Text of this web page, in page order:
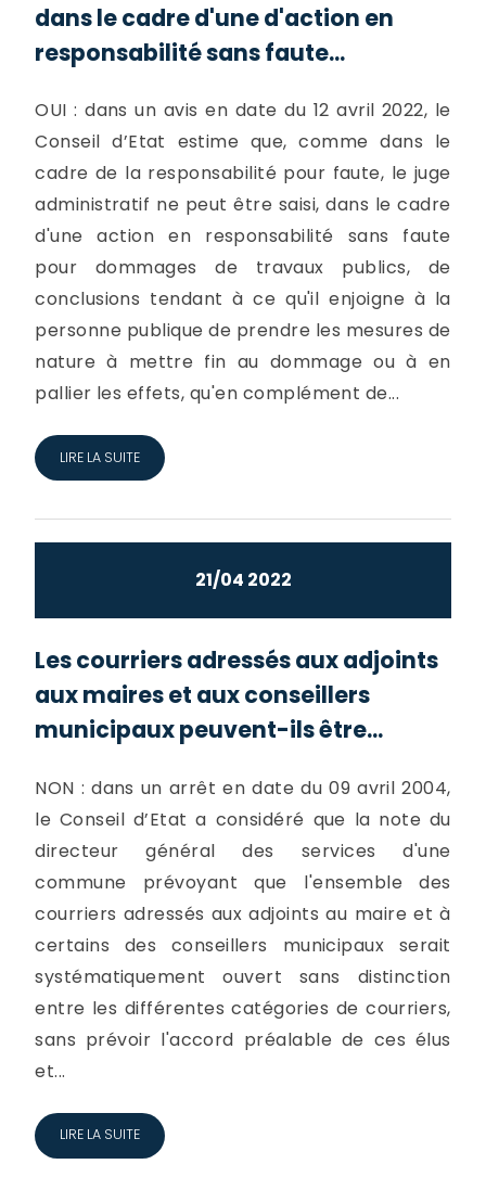
dans le cadre d'une d'action en
responsabilité sans faute...
OUI : dans un avis en date du 12 avril 2022, le
Conseil d’Etat estime que, comme dans le
cadre de la responsabilité pour faute, le juge
administratif ne peut être saisi, dans le cadre
d'une action en responsabilité sans faute
pour dommages de travaux publics, de
conclusions tendant à ce qu'il enjoigne à la
personne publique de prendre les mesures de
nature à mettre fin au dommage ou à en
pallier les effets, qu'en complément de...
LIRE LA SUITE
21/04 2022
Les courriers adressés aux adjoints
aux maires et aux conseillers
municipaux peuvent-ils être...
NON : dans un arrêt en date du 09 avril 2004,
le Conseil d’Etat a considéré que la note du
directeur général des services d'une
commune prévoyant que l'ensemble des
courriers adressés aux adjoints au maire et à
certains des conseillers municipaux serait
systématiquement ouvert sans distinction
entre les différentes catégories de courriers,
sans prévoir l'accord préalable de ces élus
et...
LIRE LA SUITE